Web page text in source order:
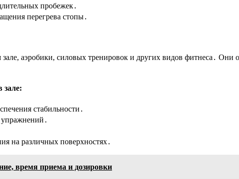
пробежек․
перегрева стопы․
аэробики, силовых тренировок и других видов фитнеса․
зале:
стабильности․
на различных поверхностях․
время приема и дозировки